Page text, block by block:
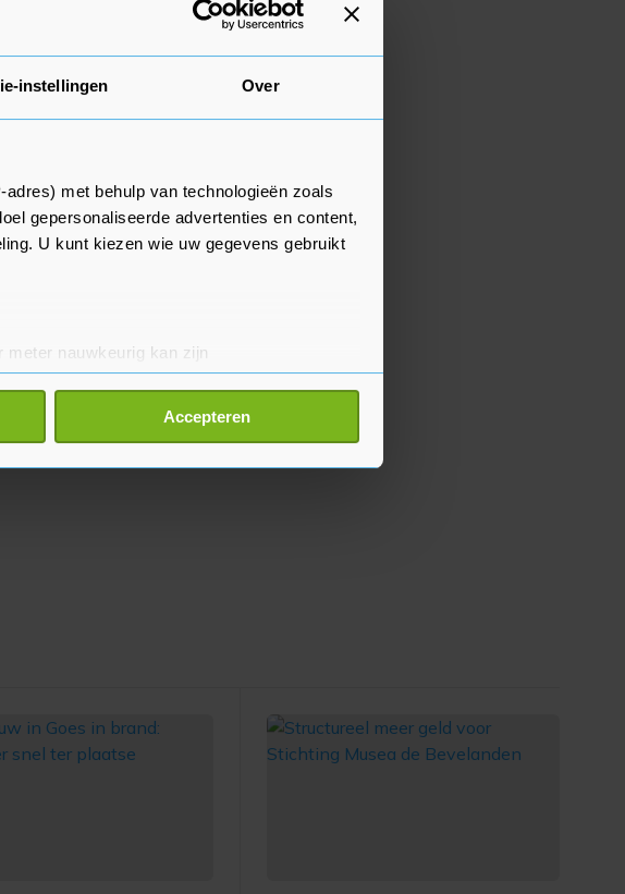
instellingen Over
met behulp van technologieën zoals
gepersonaliseerde advertenties en content,
U kunt kiezen wie uw gegevens gebruikt
meter nauwkeurig kan zijn
(fingerprinting)
in het
detailgedeelte
Accepteren